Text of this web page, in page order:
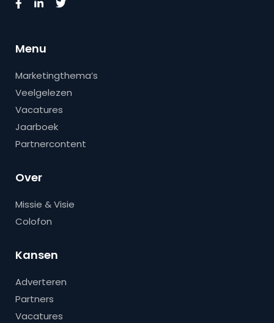
Menu
Marketingthema’s
Veelgelezen
Vacatures
Jaarboek
Partnercontent
Over
Missie & Visie
Colofon
Kansen
Adverteren
Partners
Vacatures